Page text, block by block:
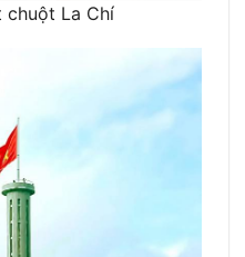
chuột La Chí